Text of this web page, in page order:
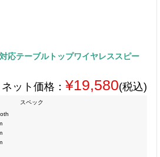
応テーブルトップワイヤレススピー
ネット価格： ¥19,580(税込)
スペック